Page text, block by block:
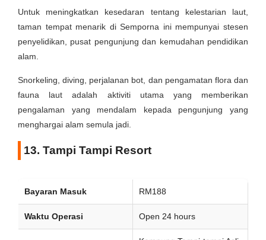
Untuk meningkatkan kesedaran tentang kelestarian laut,
taman tempat menarik di Semporna ini mempunyai stesen
penyelidikan, pusat pengunjung dan kemudahan pendidikan
alam.
Snorkeling, diving, perjalanan bot, dan pengamatan flora dan
fauna laut adalah aktiviti utama yang memberikan
pengalaman yang mendalam kepada pengunjung yang
menghargai alam semula jadi.
13. Tampi Tampi Resort
Bayaran Masuk RM188
Waktu Operasi Open 24 hours